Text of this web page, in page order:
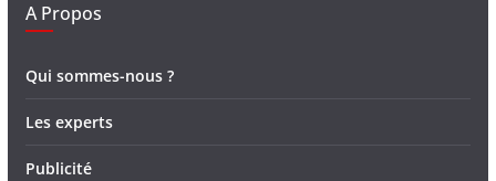
A Propos
Qui sommes-nous ?
Les experts
Publicité